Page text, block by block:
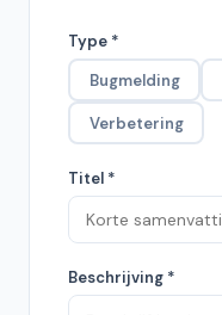
Type *
Bugmelding
Verbetering
Titel *
Beschrijving *